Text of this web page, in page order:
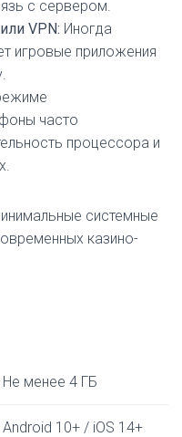
с сервером.
VPN: Иногда
игровые приложения
часто
процессора и
системные
казино-
Не менее 4 ГБ
Android 10+ / iOS 14+